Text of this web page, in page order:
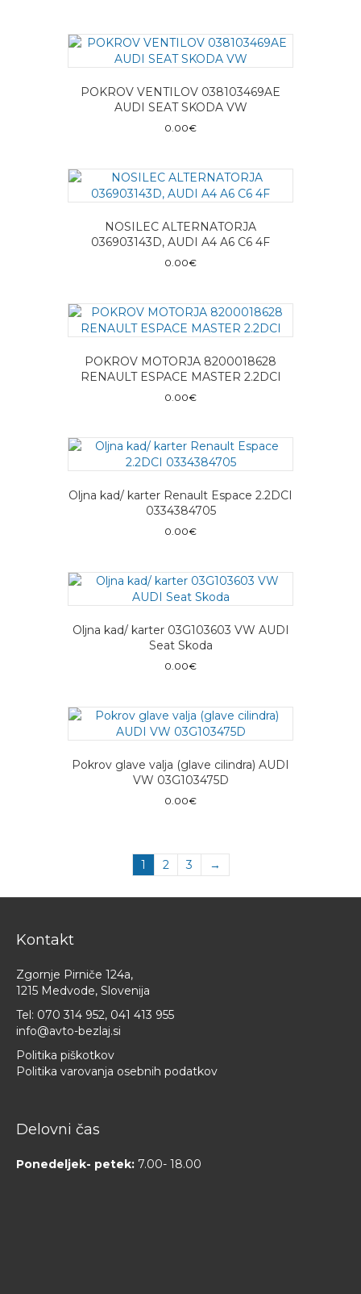
POKROV VENTILOV 038103469AE
AUDI SEAT SKODA VW
0.00€
NOSILEC ALTERNATORJA
036903143D, AUDI A4 A6 C6 4F
0.00€
POKROV MOTORJA 8200018628
RENAULT ESPACE MASTER 2.2DCI
0.00€
Oljna kad/ karter Renault Espace 2.2DCI
0334384705
0.00€
Oljna kad/ karter 03G103603 VW AUDI
Seat Skoda
0.00€
Pokrov glave valja (glave cilindra) AUDI
VW 03G103475D
0.00€
1 2 3 →
Kontakt
Zgornje Pirniče 124a,
1215 Medvode, Slovenija
Tel: 070 314 952, 041 413 955
info@avto-bezlaj.si
Politika piškotkov
Politika varovanja osebnih podatkov
Delovni čas
Ponedeljek- petek: 7.00- 18.00